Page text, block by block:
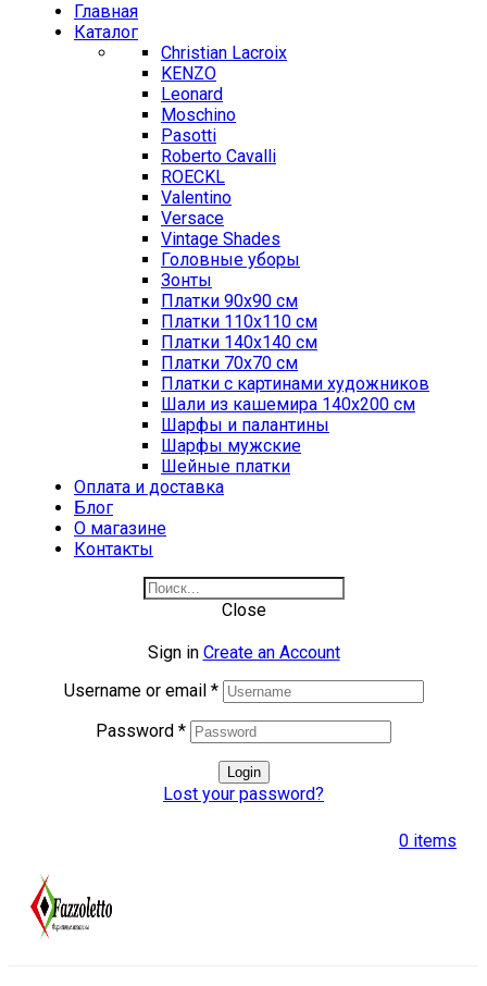
Главная
Каталог
Christian Lacroix
KENZO
Leonard
Moschino
Pasotti
Roberto Cavalli
ROECKL
Valentino
Versace
Vintage Shades
Головные уборы
Зонты
Платки 90х90 см
Платки 110х110 см
Платки 140х140 см
Платки 70х70 см
Платки с картинами художников
Шали из кашемира 140х200 см
Шарфы и палантины
Шарфы мужские
Шейные платки
Оплата и доставка
Блог
О магазине
Контакты
Close
Sign in Create an Account
Username or email *
Password *
Login
Lost your password?
0 items